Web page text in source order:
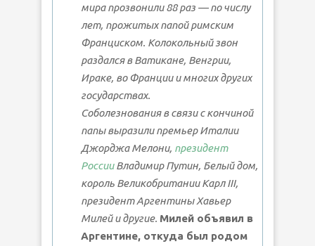
мира прозвонили 88 раз — по числу
лет, прожитых папой римским
Франциском. Колокольный звон
раздался в Ватикане, Венгрии,
Ираке, во Франции и многих других
государствах.
Соболезнования в связи с кончиной
папы выразили премьер Италии
Джорджа Мелони, президент
РоссииВладимир Путин, Белый дом,
король Великобритании Карл III,
президент Аргентины Хавьер
Милей и другие. Милей объявил в
Аргентине, откуда был родом